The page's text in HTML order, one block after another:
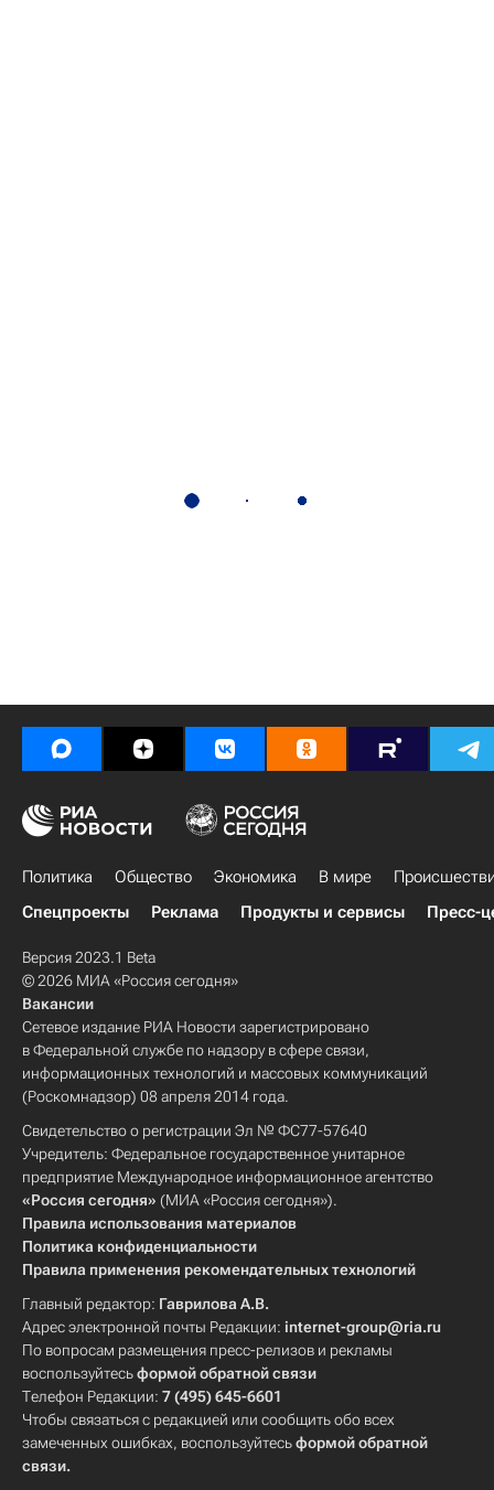
Политика Общество Экономика В мире
Спецпроекты
Реклама Продукты и сервисы Пресс-
Версия 2023.1 Beta
© 2026 МИА «Россия сегодня»
Вакансии
Сетевое издание РИА Новости зарегистрировано
в Федеральной службе по надзору в сфере связи,
информационных технологий и массовых коммуникаций
(Роскомнадзор) 08 апреля 2014 года.
Свидетельство о регистрации Эл № ФС77-57640
Учредитель: Федеральное государственное унитарное
предприятие Международное информационное агентство
«Россия сегодня» (МИА «Россия сегодня»).
Правила использования материалов
Политика конфиденциальности
Правила применения рекомендательных технологий
Главный редактор: Гаврилова А.В.
Адрес электронной почты Редакции: internet-group@ria.ru
По вопросам размещения пресс-релизов и рекламы
воспользуйтесьформой обратной связи
Телефон Редакции: 7 (495) 645-6601
Чтобы связаться с редакцией или сообщить обо всех
замеченных ошибках, воспользуйтесьформой обратной
связи.